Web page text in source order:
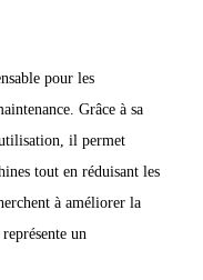
pour les
Grâce à sa
il permet
tout en réduisant les
à améliorer la
un